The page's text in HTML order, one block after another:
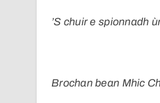
’S chuir e spionnadh
Brochan bean Mhic